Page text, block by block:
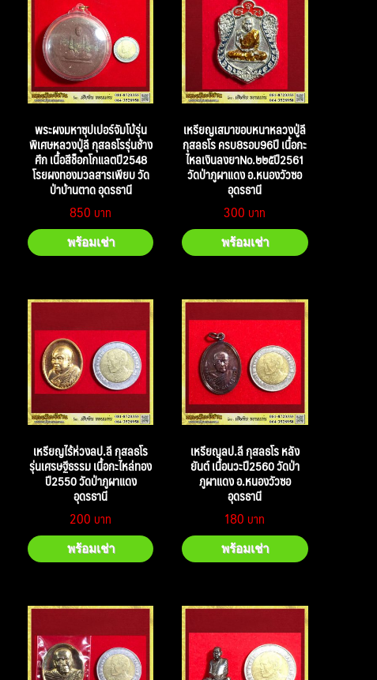
พระผงมหาซุปเปอร์จัมโบ้รุ่น
พิเศษหลวงปู่ลี กุสลธโรรุ่นช้าง
ศึก เนื้อสีช็อกโกแลตปี2548
โรยผงทองมวลสารเพียบ วัด
ป่าบ้านตาด อุดรธานี
850
พร้อมเช่า
เหรียญเสมาขอบหนาหลวงปู่ลี
กุสลธโร ครบ8รอบ96ปี เนื้อกะ
ไหลเงินลงยาNo.๒๒๕ปี2561
วัดป่าภูผาแดง อ.หนองวัวซอ
อุดรธานี
300
พร้อมเช่า
เหรียญไร้ห่วงลป.ลี กุสลธโร
รุ่นเศรษฐีธรรม เนื้อกะไหล่ทอง
ปี2550 วัดป่าภูผาแดง
อุดรธานี
200
พร้อมเช่า
เหรียญลป.ลี กุสลธโร หลัง
ยันต์ เนื้อนวะปี2560 วัดป่า
ภูผาแดง อ.หนองวัวซอ
อุดรธานี
180
พร้อมเช่า